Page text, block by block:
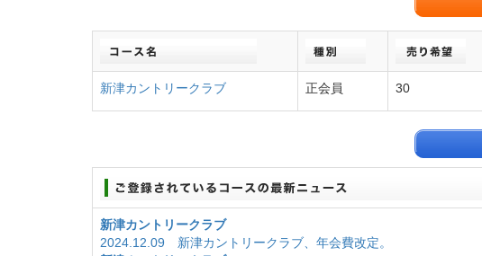
新津カントリークラブ 正会員 30
新津カントリークラブ
2024.12.09 新津カントリークラブ、年会費改定。